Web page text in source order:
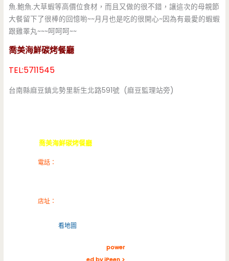
魚.鮑魚.大草蝦等高價位食材，而且又做的很不錯，讓這次的母親節
大餐留下了很棒的回憶喲~~月月也是吃的很開心~因為有最愛的蝦蝦
跟雞睪丸~~~呵呵呵~~
喬美海鮮碳烤餐廳
TEL:5711545
台南縣麻豆鎮北勢里新生北路591號 (麻豆監理站旁)
喬美海鮮碳烤餐廳
電話：
店址：
591號 (看地圖
power